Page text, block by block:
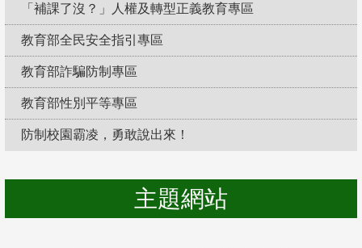
「補課了沒？」人權及轉型正義教育專區
教育部全民安全指引專區
教育部詐騙防制專區
教育部性別平等專區
防制校園霸凌，勇敢說出來！
主題網站